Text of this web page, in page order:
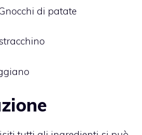
di patate